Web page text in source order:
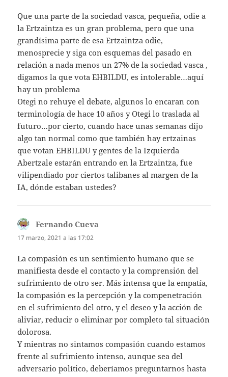
Que una parte de la sociedad vasca, pequeña, odie a
la Ertzaintza es un gran problema, pero que una
grandísima parte de esa Ertzaintza odie,
menosprecie y siga con esquemas del pasado en
relación a nada menos un 27% de la sociedad vasca ,
digamos la que vota EHBILDU, es intolerable…aquí
hay un problema
Otegi no rehuye el debate, algunos lo encaran con
terminología de hace 10 años y Otegi lo traslada al
futuro…por cierto, cuando hace unas semanas dijo
algo tan normal como que también hay ertzainas
que votan EHBILDU y gentes de la Izquierda
Abertzale estarán entrando en la Ertzaintza, fue
vilipendiado por ciertos talibanes al margen de la
IA, dónde estaban ustedes?
Fernando Cueva
17 marzo, 2021 a las 17:02
La compasión es un sentimiento humano que se
manifiesta desde el contacto y la comprensión del
sufrimiento de otro ser. Más intensa que la empatía,
la compasión es la percepción y la compenetración
en el sufrimiento del otro, y el deseo y la acción de
aliviar, reducir o eliminar por completo tal situación
dolorosa.
Y mientras no sintamos compasión cuando estamos
frente al sufrimiento intenso, aunque sea del
adversario político, deberíamos preguntarnos hasta